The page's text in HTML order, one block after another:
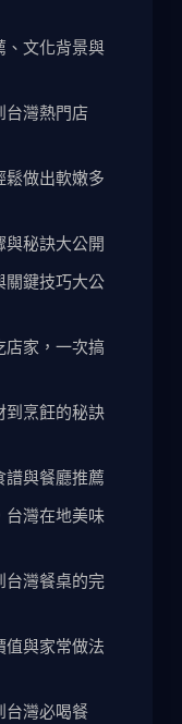
、文化背景與
台灣熱門店
做出軟嫩多
與秘訣大公開
關鍵技巧大公
店家，一次搞
到烹飪的秘訣
譜與餐廳推薦
台灣在地美味
台灣餐桌的完
值與家常做法
台灣必喝餐